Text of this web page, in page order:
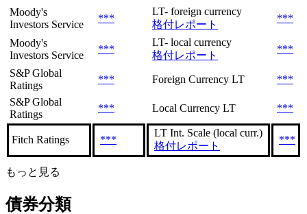
Moody's
Investors Service
***
LT- foreign currency
格付レポート
***
Moody's
Investors Service
***
LT- local currency
格付レポート
***
S&P Global
Ratings
*** Foreign Currency LT
***
S&P Global
Ratings
*** Local Currency LT ***
Fitch Ratings ***
LT Int. Scale (local curr.)
格付レポート
***
もっと見る
債券分類